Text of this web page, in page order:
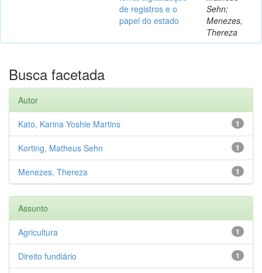
de registros e o
papel do estado
Sehn;
Menezes,
Thereza
Busca facetada
Autor
1
Kato, Karina Yoshie Martins
1
Korting, Matheus Sehn
1
Menezes, Thereza
Assunto
1
Agricultura
1
Direito fundiário